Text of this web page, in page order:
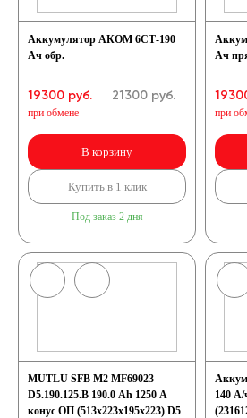
Аккумулятор АКОМ 6СТ-190
Ач обр.
19300 руб.
при обмене
21300руб.
В корзину
Купить в 1 клик
Под заказ 2 дня
Ач
при
MUTLU SFB M2 MF69023
D5.190.125.B 190.0 Ah 1250 А
конус ОП (513х223х195х223) D5
140